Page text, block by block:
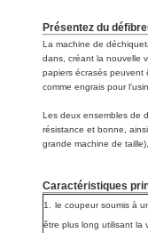
Présentez du
La machine de
dans, créant la nouvelle
papiers écrasés peuvent
comme engrais pour
Les deux ensembles de
résistance et bonne,
grande machine de
Caractéristiques
1.
le coupeur soumis à
être plus long utilisant la